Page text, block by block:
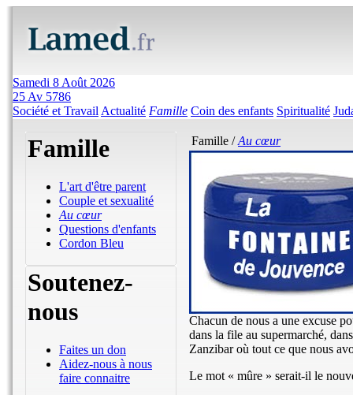
Samedi 8 Août 2026
25 Av 5786
Société et Travail Actualité Famille Coin des enfants Spiritualité
Famille
L'art d'être parent
Couple et sexualité
Au cœur
Questions d'enfants
Cordon Bleu
Soutenez-
nous
Faites un don
Aidez-nous à nous
faire connaitre
Famille /Au cœur
Chacun de nous a une excuse
dans la file au supermarché,
Zanzibar où tout ce que nous
Le mot « mûre » serait-il le